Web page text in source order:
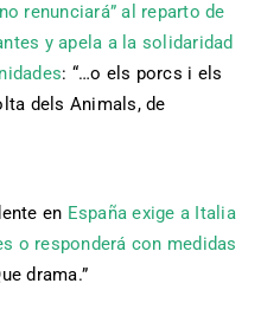
renunciará” al reparto de
y apela a la solidaridad
: “…o els porcs i els
dels Animals, de
en España exige a Italia
o responderá con medidas
drama.”